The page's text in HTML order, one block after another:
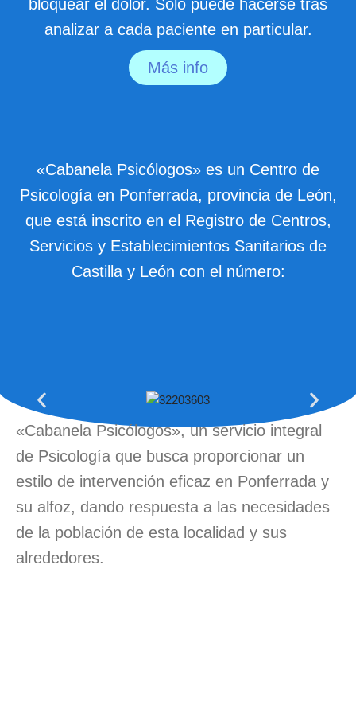
bloquear el dolor. Sólo puede hacerse tras
analizar a cada paciente en particular.
Más info
«Cabanela Psicólogos» es un Centro de
Psicología en Ponferrada, provincia de León,
que está inscrito en el Registro de Centros,
Servicios y Establecimientos Sanitarios de
Castilla y León con el número:
«Cabanela Psicólogos», un servicio integral
de Psicología que busca proporcionar un
estilo de intervención eficaz en Ponferrada y
su alfoz, dando respuesta a las necesidades
de la población de esta localidad y sus
alrededores.